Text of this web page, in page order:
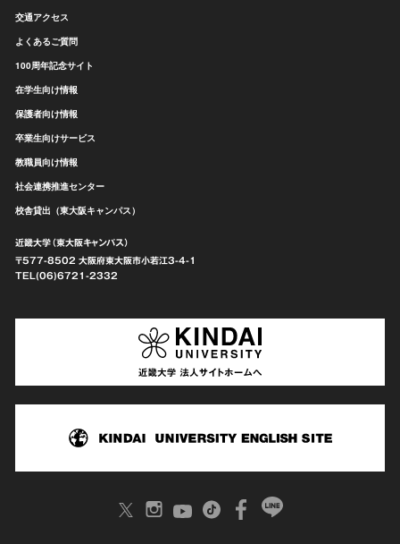
交通アクセス
よくあるご質問
100周年記念サイト
在学生向け情報
保護者向け情報
卒業生向けサービス
教職員向け情報
社会連携推進センター
校舎貸出（東大阪キャンパス）
近畿大学（東大阪キャンパス）
〒577-8502 大阪府東大阪市小若江3-4-1
TEL(06)6721-2332